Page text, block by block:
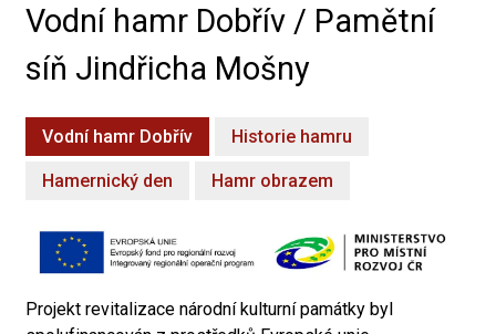
Vodní hamr Dobřív / Pamětní
síň Jindřicha Mošny
Vodní hamr Dobřív Historie hamru
Hamernický den Hamr obrazem
Projekt revitalizace národní kulturní památky byl